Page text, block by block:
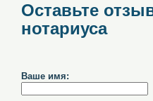
Оставьте
нотариуса
Ваше имя: